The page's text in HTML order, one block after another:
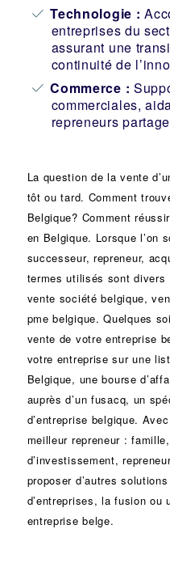
Technologie :
entreprises du
assurant une
continuité de
Commerce :
commerciales,
repreneurs
La question de la vente
tôt ou tard. Comment
Belgique? Comment
en Belgique. Lorsque l’on
successeur, repreneur,
termes utilisés sont divers
vente société belgique,
pme belgique. Quelques
vente de votre entreprise
votre entreprise sur une
Belgique, unebourse
auprès d’un fusacq, un
d’entreprise belgique.
meilleur repreneur :famille,
d’investissement,
proposer d’autres
d’entreprises, lafusion ou
entreprise belge.